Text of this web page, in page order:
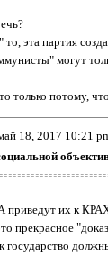
эта партия
могут
только потому,
18, 2017 10:21
приведут их к
прекрасное